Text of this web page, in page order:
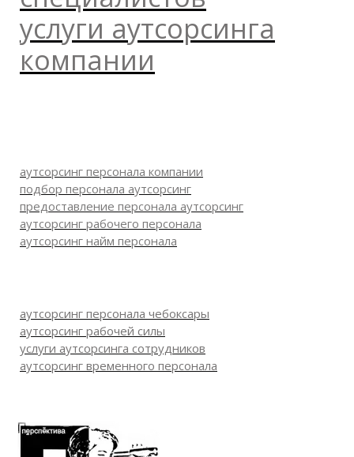
услуги аутсорсинга
компании
аутсорсинг персонала компании
подбор персонала аутсорсинг
предоставление персонала аутсорсинг
аутсорсинг рабочего персонала
аутсорсинг найм персонала
аутсорсинг персонала чебоксары
аутсорсинг рабочей силы
услуги аутсорсинга сотрудников
аутсорсинг временного персонала